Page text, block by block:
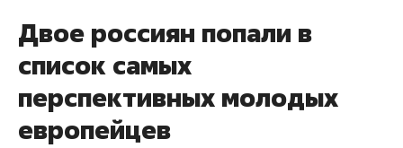
Двое россиян попали в
список самых
перспективных молодых
европейцев​